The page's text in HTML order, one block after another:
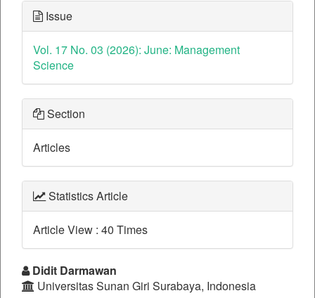
Issue
Vol. 17 No. 03 (2026): June: Management
Science
Section
Articles
Statistics Article
Article View : 40 Times
Didit Darmawan
Universitas Sunan Giri Surabaya, Indonesia